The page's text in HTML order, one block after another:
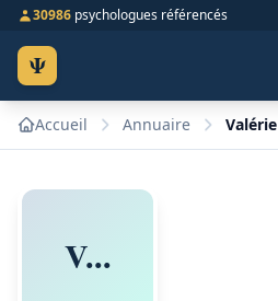
30986 psychologues référencés
Ψ
Accueil Annuaire
V...